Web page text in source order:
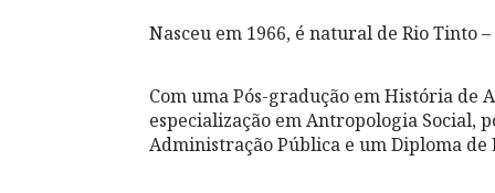
Nasceu em 1966, é natural de Rio Tinto
Com uma Pós-gradução em História de
especialização em Antropologia Social,
Administração Pública e um Diploma de